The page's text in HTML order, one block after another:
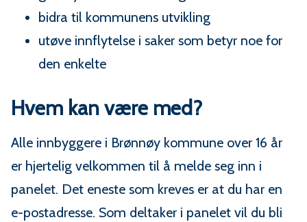
bidra til kommunens utvikling
utøve innflytelse i saker som betyr noe for
den enkelte
Hvem kan være med?
Alle innbyggere i Brønnøy kommune over 16 år
er hjertelig velkommen til å melde seg inn i
panelet. Det eneste som kreves er at du har en
e-postadresse. Som deltaker i panelet vil du bli